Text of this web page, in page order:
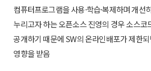
컴퓨터프로그램을 사용·학습·복제하며 개선
누리고자 하는 오픈소스 진영의 경우 소스코
공개하기 때문에 SW의 온라인배포가 제한
영향을 받음